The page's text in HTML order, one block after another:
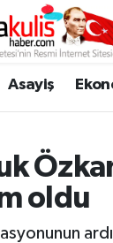
Asayiş
oldu
Durumu
Yoğunluk
ve Fikstür